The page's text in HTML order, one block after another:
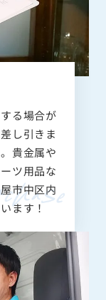
る場合が
し引きま
貴金属や
ツ用品な
市中区内
ます！